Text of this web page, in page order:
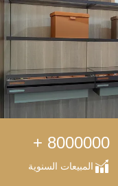
8000000 +
المبيعات السنوية